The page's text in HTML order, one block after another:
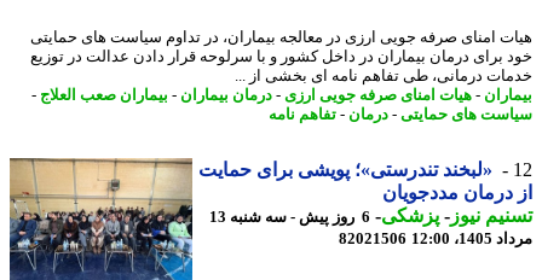
امنای صرفه جویی ارزی در معالجه بیماران، در تداوم سیاست های حمایتی
برای درمان بیماران در داخل کشور و با سرلوحه قرار دادن عدالت در توزیع
درمانی، طی تفاهم نامه ای بخشی از ...
- هیات امنای صرفه جویی ارزی - درمان بیماران- بیماران صعب العلاج-
های حمایتی-درمان -تفاهم نامه
«لبخند تندرستی»؛ پویشی برای حمایت
درمان مددجویان
نیوز-پزشکی-
6 روز پیش - سه شنبه 13
12:00
82021506